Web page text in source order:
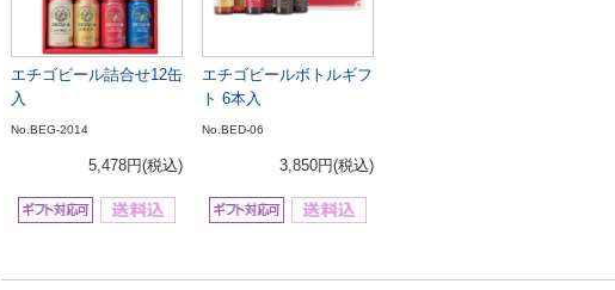
エチゴビール詰合せ12缶
入
No.BEG-2014
5,478円(税込)
エチゴビールボトルギフ
ト 6本入
No.BED-06
3,850円(税込)